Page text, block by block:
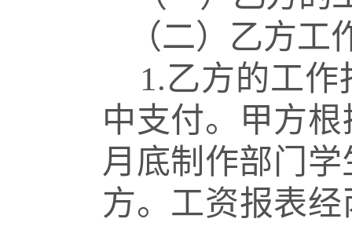
（二）乙方工
1.乙方的工
中支付。
甲方
月底制作部门学
方。工资报表